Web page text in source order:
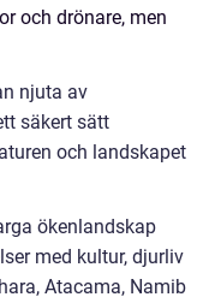
och drönare, men
njuta av
säkert sätt
och landskapet
ökenlandskap
med kultur, djurliv
Atacama, Namib